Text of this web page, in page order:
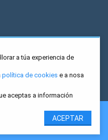
Galega - Miguel Ferro
a túa experiencia de
política de cookies e a nosa
aceptas a información
ACEPTAR